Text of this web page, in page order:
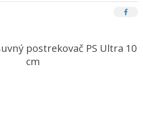
postrekovač PS Ultra 10
cm